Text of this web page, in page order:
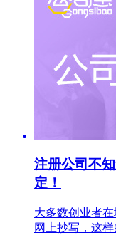
注册公司不
定！
大多数创业者
网上抄写，这